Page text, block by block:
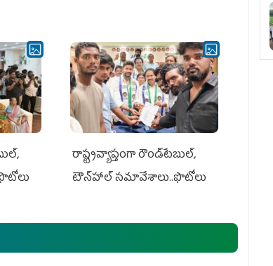
రాష్ట్రవ్యాప్తంగా రౌండ్‌టేబుల్‌,
టౌన్‌హాల్‌ సమావేశాలు..ఫొటోలు